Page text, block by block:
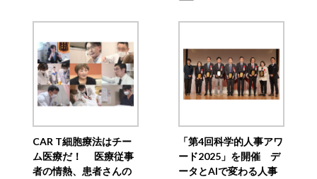
CAR T細胞療法はチー
ム医療だ！ 医療従事
者の情熱、患者さんの
「第4回科学的人事アワ
ード2025」を開催 デ
ータとAIで変わる人事